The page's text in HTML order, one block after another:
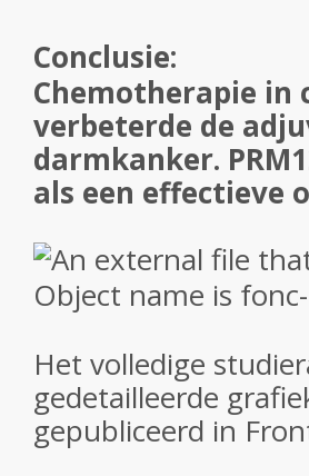
Conclusie:
Chemotherapie in
verbeterde de
darmkanker.
als een effectieve
Het volledige
gedetailleerde
gepubliceerd in